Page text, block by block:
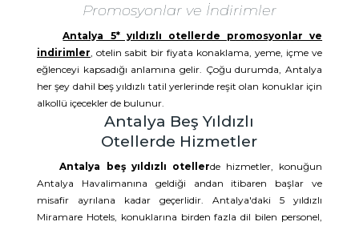
Promosyonlar ve İndirimler
Antalya 5* yıldızlı otellerde promosyonlar ve
indirimler , otelin sabit bir fiyata konaklama, yeme, içme ve
eğlenceyi kapsadığı anlamına gelir. Çoğu durumda, Antalya
her şey dahil beş yıldızlı tatil yerlerinde reşit olan konuklar için
alkollü içecekler de bulunur.
Antalya Beş Yıldızlı
Otellerde Hizmetler
Antalya beş yıldızlı otellerde hizmetler, konuğun
Antalya Havalimanına geldiği andan itibaren başlar ve
misafir ayrılana kadar geçerlidir. Antalya'daki 5 yıldızlı
Miramare Hotels, konuklarına birden fazla dil bilen personel,